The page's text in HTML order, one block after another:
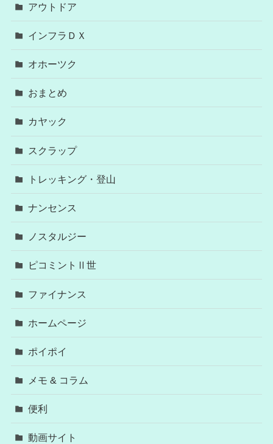
アウトドア
インフラＤＸ
オホーツク
おまとめ
カヤック
スクラップ
トレッキング・登山
ナンセンス
ノスタルジー
ピコミントⅡ世
ファイナンス
ホームページ
ポイポイ
メモ & コラム
便利
動画サイト